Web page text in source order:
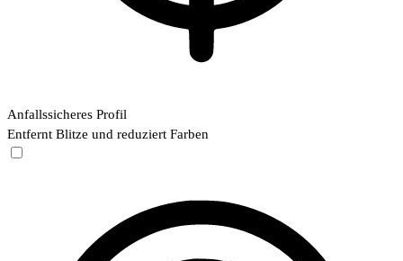
Anfallssicheres Profil
Entfernt Blitze und reduziert Farben